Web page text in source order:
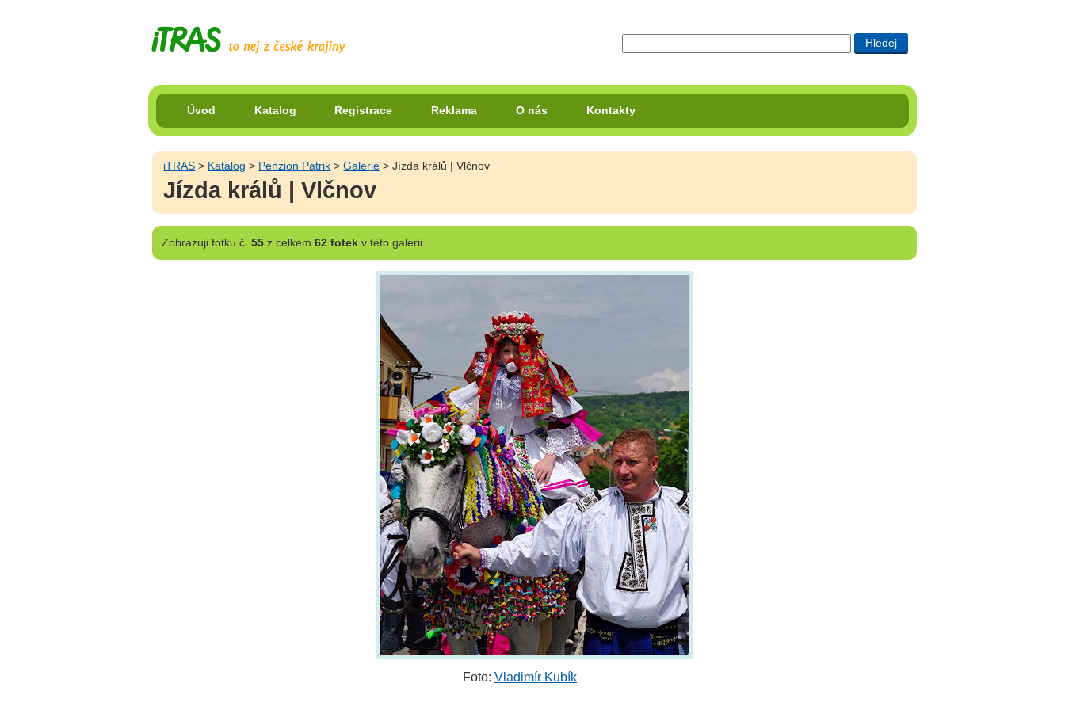
Úvod Katalog Registrace Reklama O nás Kontakty
iTRAS > Katalog > Penzion Patrik >Galerie > Jízda králů | Vlčnov
Jízda králů | Vlčnov
Zobrazujifotku č. 55z celkem 62 fotekv této galerii.
Foto: Vladimír Kubík